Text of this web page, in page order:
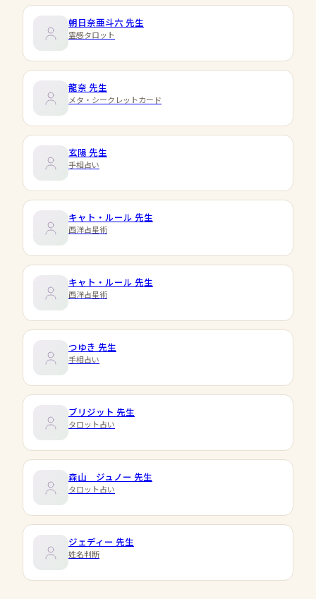
朝日奈亜斗六 先生
霊感タロット
龍奈 先生
メタ・シークレットカード
玄陽 先生
手相占い
キャト・ルール 先生
西洋占星術
キャト・ルール 先生
西洋占星術
つゆき 先生
手相占い
ブリジット 先生
タロット占い
森山 ジュノー 先生
タロット占い
ジェディー 先生
姓名判断